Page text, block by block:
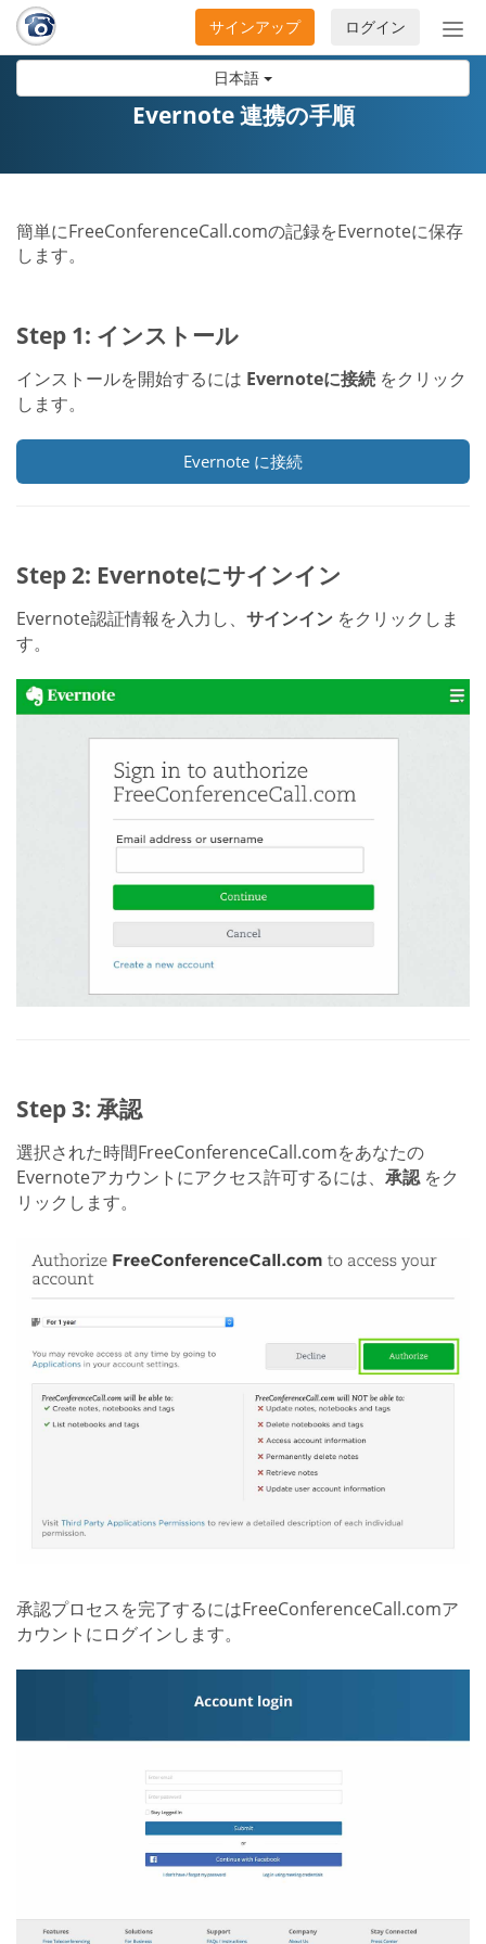
日本語
ナ
ビ
開
ログイン
サインアップ
Evernote 連携の手順
簡単にFreeConferenceCall.comの記録をEvernoteに保存
します。
Step 1: インストール
インストールを開始するには Evernoteに接続 をクリック
します。
Evernote に接続
Step 2: Evernoteにサインイン
Evernote認証情報を入力し、 サインイン をクリックしま
す。
Step 3: 承認
選択された時間FreeConferenceCall.comをあなたの
Evernoteアカウントにアクセス許可するには、 承認をク
リックします。
承認プロセスを完了するにはFreeConferenceCall.comア
カウントにログインします。